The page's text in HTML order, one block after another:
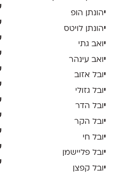
יהונתן הופ
יהונתן לויטס
י ואב גתי
י ואב עינהר
יובל אזוב
י ובל גזולי
יובל הדר
י ובל הקר
י ובל חי
יובל פליישמן
י ובל קפצן